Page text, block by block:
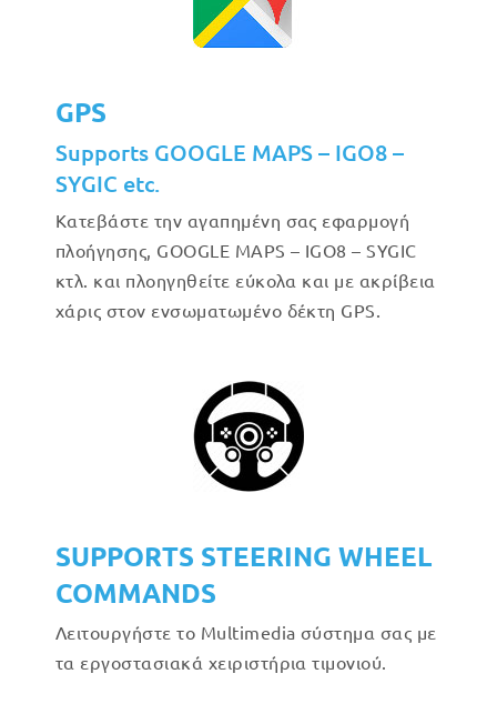
GPS
Supports GOOGLE MAPS – IGO8 –
SYGIC etc.
Κατεβάστε την αγαπημένη σας εφαρμογή
πλοήγησης, GOOGLE MAPS – IGO8 – SYGIC
κτλ. και πλοηγηθείτε εύκολα και με ακρίβεια
χάρις στον ενσωματωμένο δέκτη GPS.
SUPPORTS STEERING WHEEL
COMMANDS
Λειτουργήστε το Multimedia σύστημα σας με
τα εργοστασιακά χειριστήρια τιμονιού.